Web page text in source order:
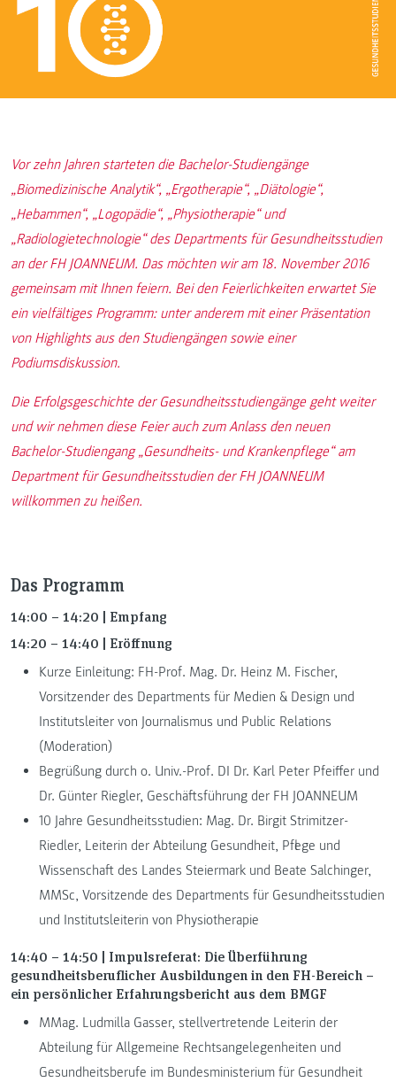
Vor zehn Jahren starteten die Bachelor-Studiengänge
„Biomedizinische Analytik“, „Ergotherapie“, „Diätologie“,
„Hebammen“, „Logopädie“, „Physiotherapie“ und
„Radiologietechnologie“ des Departments für Gesundheitsstudien
an der FH JOANNEUM. Das möchten wir am 18. November 2016
gemeinsam mit Ihnen feiern. Bei den Feierlichkeiten erwartet Sie
ein vielfältiges Programm: unter anderem mit einer Präsentation
von Highlights aus den Studiengängen sowie einer
Podiumsdiskussion.
Die Erfolgsgeschichte der Gesundheitsstudiengänge geht weiter
und wir nehmen diese Feier auch zum Anlass den neuen
Bachelor-Studiengang „Gesundheits- und Krankenpflege“ am
Department für Gesundheitsstudien der FH JOANNEUM
willkommen zu heißen.
Das Programm
14:00 – 14:20 | Empfang
14:20 – 14:40 | Eröffnung
Kurze Einleitung: FH-Prof. Mag. Dr. Heinz M. Fischer,
Vorsitzender des Departments für Medien & Design und
Institutsleiter von Journalismus und Public Relations
(Moderation)
Begrüßung durch o. Univ.-Prof. DI Dr. Karl Peter Pfeiffer und
Dr. Günter Riegler, Geschäftsführung der FH JOANNEUM
10 Jahre Gesundheitsstudien: Mag. Dr. Birgit Strimitzer-
Riedler, Leiterin der Abteilung Gesundheit, Pflege und
Wissenschaft des Landes Steiermark und Beate Salchinger,
MMSc, Vorsitzende des Departments für Gesundheitsstudien
und Institutsleiterin von Physiotherapie
14:40 – 14:50 | Impulsreferat: Die Überführung
gesundheitsberuflicher Ausbildungen in den FH-Bereich –
ein persönlicher Erfahrungsbericht aus dem BMGF
MMag. Ludmilla Gasser, stellvertretende Leiterin der
Abteilung für Allgemeine Rechtsangelegenheiten und
Gesundheitsberufe im Bundesministerium für Gesundheit